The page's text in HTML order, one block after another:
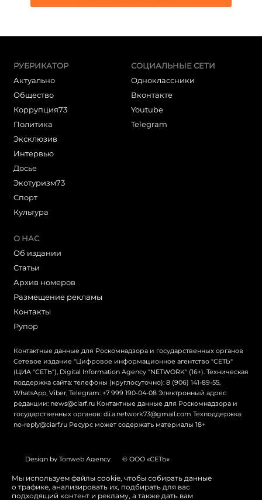
РУБРИКАТОР
Актуально
Общество
Коррупция73
Политика
Эксклюзив
Интервью
Досье
Экотуризм73
Cпорт
Культура
СОЦИАЛЬНЫЕ СЕТИ
Одноклассники
Вконтакте
Youtube
Telegram
О НАС
Об издании
Статьи
Архив номеров
Размещение рекламы
Контакты
Рупор
Контактные данные для Роскомнадзора и государственных органов
Сетевое издание "Цифровое информационное агентство "СЕТЬ"
(ЦИА "СЕТЬ"), Digital Information Agency "NETWORK" (16+). Техническая
поддержка сайта: телефоны (круглосуточно): 8 (906) 141-89-55,
WhatsApp, Viber, Telegram: +7 999 190-04-08 Электронный адрес
редакции: news@ciarf.ru Контактные данные для Роскомнадзора и
государственных органов: d.i.a.network73@gmail.com Техподдержка:
no-reply@ciarf.ru Ресурс может содержать материалы 18+
Design by Tonweb Agency © ООО «СЕТЬ»
Политика конфиденциальности Карта сайта
Switch to English
Мы используем файлы cookie, чтобы собирать данные
о трафике, анализировать их, подбирать для вас
подходящий контент и рекламу, а также дать вам